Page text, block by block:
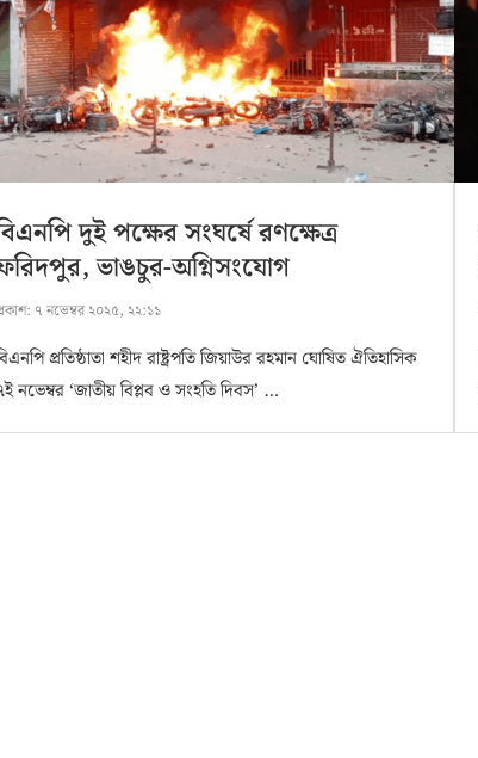
দুই পক্ষের সংঘর্ষে রণক্ষেত্র
ভাঙচুর-অগ্নিসংযোগ
৭ নভেম্বর ২০২৫, ২২:১১
প্রতিষ্ঠাতা শহীদ রাষ্ট্রপতি জিয়াউর রহমান ঘোষিত ঐতিহাসিক
নভেম্বর ‘জাতীয় বিপ্লব ও সংহতি দিবস’ …